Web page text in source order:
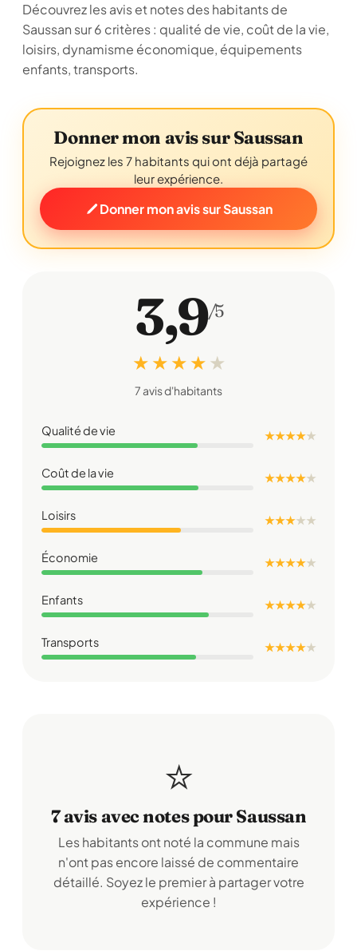
Découvrez les avis et notes des habitants de
Saussan sur 6 critères : qualité de vie, coût de la vie,
loisirs, dynamisme économique, équipements
enfants, transports.
Donner mon avis sur Saussan
Rejoignez les 7 habitants qui ont déjà partagé
leur expérience.
Donner mon avis sur Saussan
3,9/5
★ ★ ★ ★ ★
7 avis d'habitants
Qualité de vie ★ ★ ★ ★★
Coût de la vie ★ ★ ★ ★★
Loisirs ★ ★ ★★★
Économie ★ ★ ★ ★★
Enfants ★ ★ ★ ★★
Transports ★ ★ ★ ★★
⭐
7 avis avec notes pour Saussan
Les habitants ont noté la commune mais
n'ont pas encore laissé de commentaire
détaillé. Soyez le premier à partager votre
expérience !